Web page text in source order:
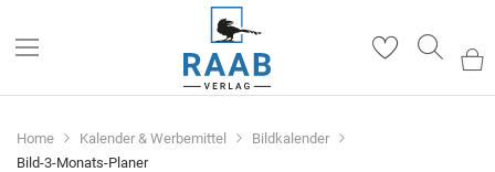
Home Kalender & Werbemittel
Bildkalender
Bild-3-Monats-Planer